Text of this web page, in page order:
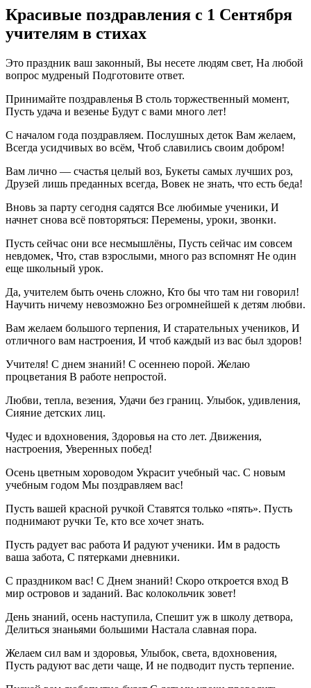
Красивые поздравления с 1 Сентября
учителям в стихах
Это праздник ваш законный, Вы несете людям свет, На любой
вопрос мудреный Подготовите ответ.
Принимайте поздравленья В столь торжественный момент,
Пусть удача и везенье Будут с вами много лет!
С началом года поздравляем. Послушных деток Вам желаем,
Всегда усидчивых во всём, Чтоб славились своим добром!
Вам лично — счастья целый воз, Букеты самых лучших роз,
Друзей лишь преданных всегда, Вовек не знать, что есть беда!
Вновь за парту сегодня садятся Все любимые ученики, И
начнет снова всё повторяться: Перемены, уроки, звонки.
Пусть сейчас они все несмышлёны, Пусть сейчас им совсем
невдомек, Что, став взрослыми, много раз вспомнят Не один
еще школьный урок.
Да, учителем быть очень сложно, Кто бы что там ни говорил!
Научить ничему невозможно Без огромнейшей к детям любви.
Вам желаем большого терпения, И старательных учеников, И
отличного вам настроения, И чтоб каждый из вас был здоров!
Учителя! С днем знаний! С осеннею порой. Желаю
процветания В работе непростой.
Любви, тепла, везения, Удачи без границ. Улыбок, удивления,
Сияние детских лиц.
Чудес и вдохновения, Здоровья на сто лет. Движения,
настроения, Уверенных побед!
Осень цветным хороводом Украсит учебный час. С новым
учебным годом Мы поздравляем вас!
Пусть вашей красной ручкой Ставятся только «пять». Пусть
поднимают ручки Те, кто все хочет знать.
Пусть радует вас работа И радуют ученики. Им в радость
ваша забота, С пятерками дневники.
С праздником вас! С Днем знаний! Скоро откроется вход В
мир островов и заданий. Вас колокольчик зовет!
День знаний, осень наступила, Спешит уж в школу детвора,
Делиться знаньями большими Настала славная пора.
Желаем сил вам и здоровья, Улыбок, света, вдохновения,
Пусть радуют вас дети чаще, И не подводит пусть терпение.